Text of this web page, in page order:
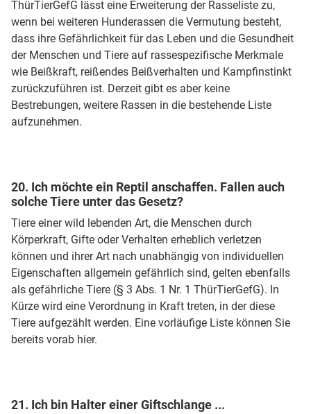
ThürTierGefG lässt eine Erweiterung der Rasseliste zu,
wenn bei weiteren Hunderassen die Vermutung besteht,
dass ihre Gefährlichkeit für das Leben und die Gesundheit
der Menschen und Tiere auf rassespezifische Merkmale
wie Beißkraft, reißendes Beißverhalten und Kampfinstinkt
zurückzuführen ist. Derzeit gibt es aber keine
Bestrebungen, weitere Rassen in die bestehende Liste
aufzunehmen.
20. Ich möchte ein Reptil anschaffen. Fallen auch
solche Tiere unter das Gesetz?
Tiere einer wild lebenden Art, die Menschen durch
Körperkraft, Gifte oder Verhalten erheblich verletzen
können und ihrer Art nach unabhängig von individuellen
Eigenschaften allgemein gefährlich sind, gelten ebenfalls
als gefährliche Tiere (§ 3 Abs. 1 Nr. 1 ThürTierGefG). In
Kürze wird eine Verordnung in Kraft treten, in der diese
Tiere aufgezählt werden. Eine vorläufige Liste können Sie
bereits vorab hier.
21. Ich bin Halter einer Giftschlange ...